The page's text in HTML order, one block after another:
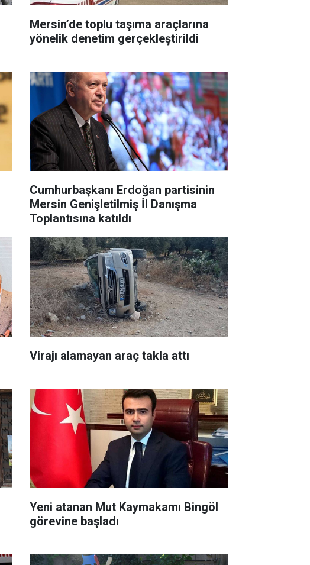
Mersin’de toplu taşıma araçlarına
yönelik denetim gerçekleştirildi
Cumhurbaşkanı Erdoğan partisinin
Mersin Genişletilmiş İl Danışma
Toplantısına katıldı
Virajı alamayan araç takla attı
Yeni atanan Mut Kaymakamı Bingöl
görevine başladı